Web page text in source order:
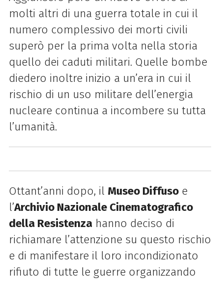
molti altri di una guerra totale in cui il
numero complessivo dei morti civili
superò per la prima volta nella storia
quello dei caduti militari. Quelle bombe
diedero inoltre inizio a un’era in cui il
rischio di un uso militare dell’energia
nucleare continua a incombere su tutta
l’umanità.
Ottant’anni dopo, il Museo Diffusoe
l’Archivio Nazionale Cinematografico
della Resistenzahanno deciso di
richiamare l’attenzione su questo rischio
e di manifestare il loro incondizionato
rifiuto di tutte le guerre organizzando